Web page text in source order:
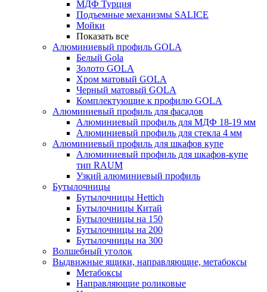
МДФ Турция
Подъемные механизмы SALICE
Мойки
Показать все
Алюминиевый профиль GOLA
Белый Gola
Золото GOLA
Хром матовый GOLA
Черный матовый GOLA
Комплектующие к профилю GOLA
Алюминиевый профиль для фасадов
Алюминиевый профиль для МДФ 18-19 мм
Алюминиевый профиль для стекла 4 мм
Алюминиевый профиль для шкафов купе
Алюминиевый профиль для шкафов-купе
тип RAUM
Узкий алюминиевый профиль
Бутылочницы
Бутылочницы Hettich
Бутылочницы Китай
Бутылочницы на 150
Бутылочницы на 200
Бутылочницы на 300
Волшебный уголок
Выдвижные ящики, направляющие, метабоксы
Метабоксы
Направляющие роликовые